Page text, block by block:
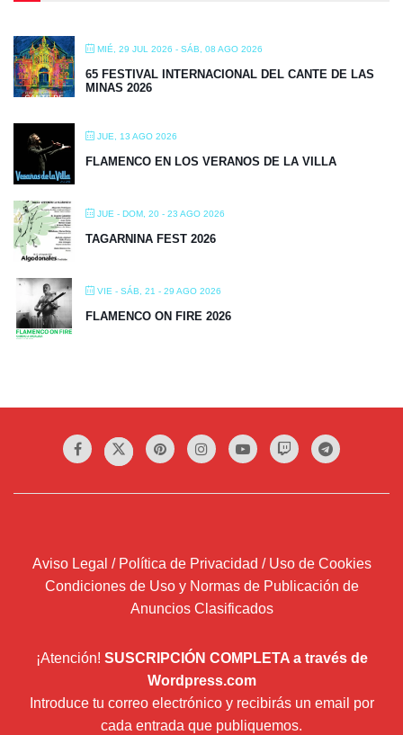
MIÉ, 29 JUL 2026 - SÁB, 08 AGO 2026
65 FESTIVAL INTERNACIONAL DEL CANTE DE LAS
MINAS 2026
JUE, 13 AGO 2026
FLAMENCO EN LOS VERANOS DE LA VILLA
JUE - DOM, 20 - 23 AGO 2026
TAGARNINA FEST 2026
VIE - SÁB, 21 - 29 AGO 2026
FLAMENCO ON FIRE 2026
Aviso Legal / Política de Privacidad / Uso de Cookies
Condiciones de Uso y Normas de Publicación de
Anuncios Clasificados
¡Atención! SUSCRIPCIÓN COMPLETA a través de
Wordpress.com
Introduce tu correo electrónico y recibirás un email por
cada entrada que publiquemos.